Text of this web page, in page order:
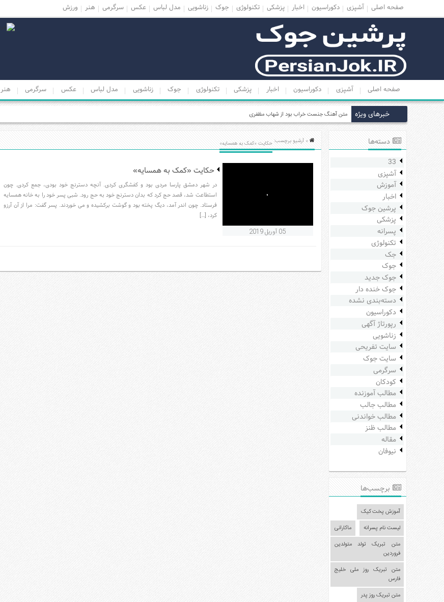
صفحه اصلی آشپزی دکوراسیون اخبار پزشکی تکنولوژی جوک زناشویی مدل لباس عکس سرگرمی هنر ورزش
صفحه اصلی آشپزی دکوراسیون اخبار پزشکی تکنولوژی جوک زناشویی مدل لباس عکس سرگرمی هنر
اصلی
خبرهای ویژه لی
دسته‌ها
33
آشپزی
آموزش
اخبار
پرشین جوک
پزشکی
پسرانه
تکنولوژی
جک
جوک
جوک جدید
جوک خنده دار
دسته‌بندی نشده
دکوراسیون
رپورتاژ آگهی
زناشویی
سایت تفریحی
سایت جوک
سرگرمی
کودکان
مطالب آموزنده
مطالب جالب
مطالب خواندنی
مطالب ظنز
مقاله
نیوفان
برچسب‌ها
آموزش پخت کیک
لیست نام پسرانه
ماکارانی
متن تبریک تولد متولدین
فروردین
متن تبریک روز ملی خلیج
فارس
متن تبریک روز پدر
» آرشیو برچسب: حکایت «کمک به همسایه»
05 آوریل 2019
حکایت «کمک به همسایه»
در شهر دمشق پارسا مردی بود و کفشگری کردی. آنچه دسترنج خود بودی، جمع کردی. چون
استطاعت شد، قصد حج کرد که بدان دسترنج خود به حج رود. شبی پسر خود را به خانه همسایه
فرستاد. چون اندر آمد، دیگ پخته بود و گوشت برکشیده و می خوردند. پسر گفت: مرا از آن آرزو
کرد، […]